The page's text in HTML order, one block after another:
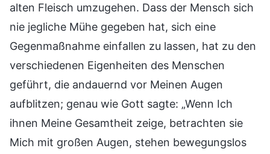
alten Fleisch umzugehen. Dass der Mensch sich
nie jegliche Mühe gegeben hat, sich eine
Gegenmaßnahme einfallen zu lassen, hat zu den
verschiedenen Eigenheiten des Menschen
geführt, die andauernd vor Meinen Augen
aufblitzen; genau wie Gott sagte: „Wenn Ich
ihnen Meine Gesamtheit zeige, betrachten sie
Mich mit großen Augen, stehen bewegungslos